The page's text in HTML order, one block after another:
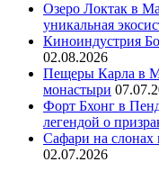
Озеро Локтак в
уникальная
Киноиндустрия
02.08.2026
Пещеры Карла в
монастыри
Форт Бхонг в
легендой о
Сафари на слонах
02.07.2026